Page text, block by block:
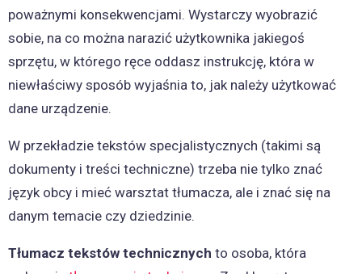
poważnymi konsekwencjami. Wystarczy wyobrazić
sobie, na co można narazić użytkownika jakiegoś
sprzętu, w którego ręce oddasz instrukcję, która w
niewłaściwy sposób wyjaśnia to, jak należy użytkować
dane urządzenie.
W przekładzie tekstów specjalistycznych (takimi są
dokumenty i treści techniczne) trzeba nie tylko znać
język obcy i mieć warsztat tłumacza, ale i znać się na
danym temacie czy dziedzinie.
Tłumacz tekstów technicznych to osoba, która